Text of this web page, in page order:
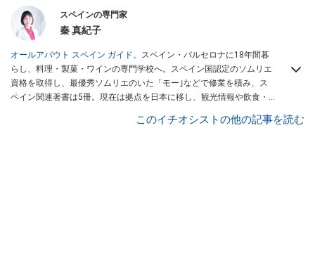
スペインの専門家
秦 真紀子
オールアバウト スペイン ガイド。 スペイン・バルセロナに18年間暮
らし、料理・製菓・ワインの専門学校へ。スペイン国認定のソムリエ
資格を取得し、最優秀ソムリエのいた「モー｣などで修業を積み、ス
ペイン関連著書は5冊。現在は拠点を日本に移し、観光情報や飲食・
など、食品・スイーツ販売チェーンのおすすめ商
このイチオシストの他の記事を読む